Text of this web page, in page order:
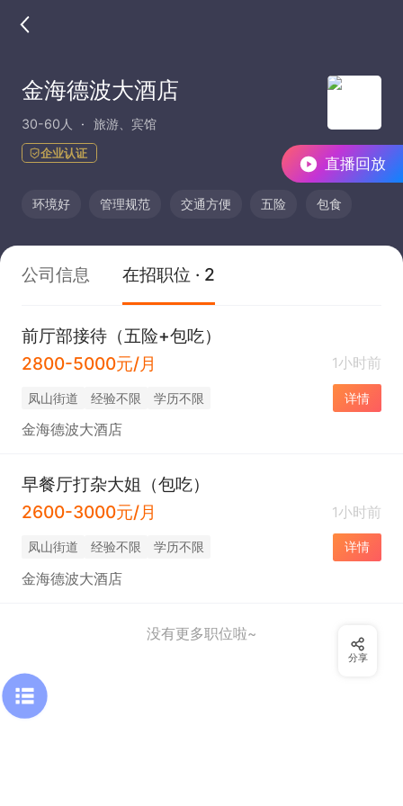
直播回放
金海德波大酒店
30-60人 旅游、宾馆
企业认证
环境好 管理规范 交通方便 五险 包食
公司信息 在招职位 · 2
前厅部接待（五险+包吃）
2800-5000元/月
1小时前
凤山街道 经验不限 学历不限 详情
金海德波大酒店
早餐厅打杂大姐（包吃）
2600-3000元/月
1小时前
凤山街道 经验不限 学历不限 详情
金海德波大酒店
没有更多职位啦~
分享